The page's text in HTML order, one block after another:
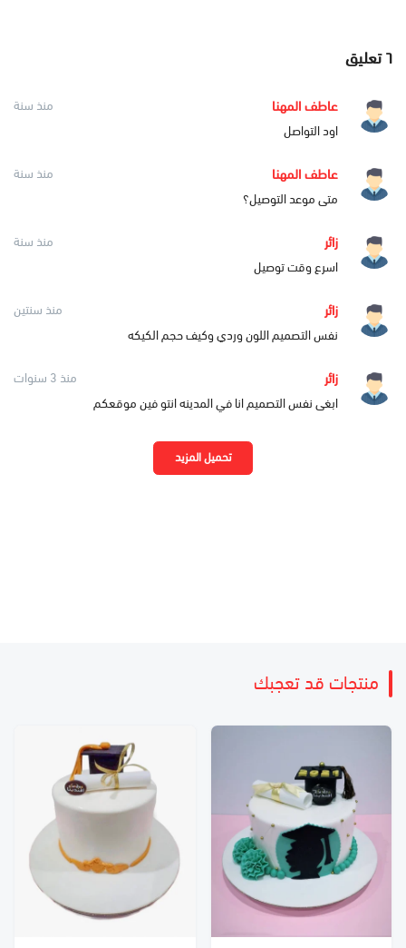
٦تعليق
عاطف المهنا
منذ سنة
اود التواصل
عاطف المهنا
منذ سنة
متى موعد التوصيل؟
زائر
منذ سنة
اسرع وقت توصيل
زائر
منذ سنتين
نفس التصميم اللون وردي وكيف حجم الكيكه
زائر
منذ 3 سنوات
ابغى نفس التصميم انا في المدينه انتو فين موقعكم
تحميل المزيد
منتجات قد تعجبك